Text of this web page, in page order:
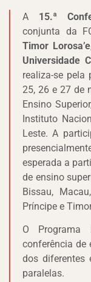
A 15.ª
conjunta da
Timor Lorosa’e
Universidade
realiza-se pela
25, 26 e 27 de
Ensino
Instituto
Leste. A
esperada a
de ensino
Bissau,
Príncipe e
O Programa
conferência de
dos diferentes
paralelas.